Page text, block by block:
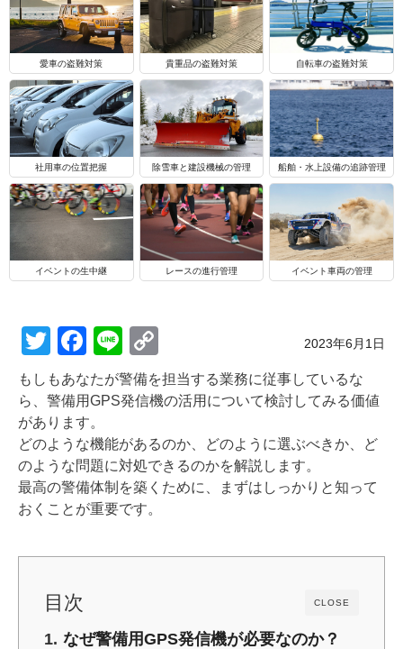
愛車の盗難対策 貴重品の盗難対策 自転車の盗難対策
社用車の位置把握 除雪車と建設機械の管理 船舶・水上設備の追跡管理
イベントの生中継 レースの進行管理 イベント車両の管理
2023年6月1日
T
wi
tt
er
F
a
c
e
b
o
o
Li
n
e
o
p
Li
n
もしもあなたが警備を担当する業務に従事しているな
ら、警備用GPS発信機の活用について検討してみる価値
があります。
どのような機能があるのか、どのように選ぶべきか、ど
のような問題に対処できるのかを解説します。
最高の警備体制を築くために、まずはしっかりと知って
おくことが重要です。
CLOSE
目次
なぜ警備用GPS発信機が必要なのか？